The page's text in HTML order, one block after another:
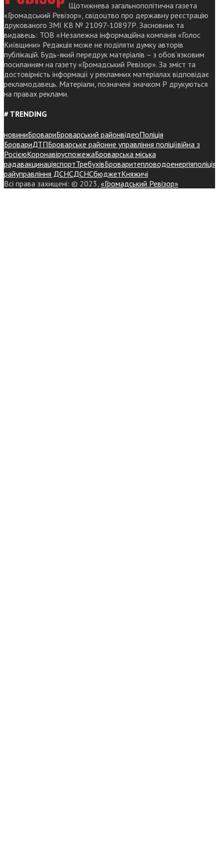
Щотижнева загальнополітична газета
«Громадський Ревізор», свідоцтво про державну реєстрацію
друкованого ЗМІ КВ № 21097-10897Р. Засновник та
видавець: ТОВ «Незалежна інформаційна компанія «Голос
Київщини» Редакція може не поділяти думку авторів
публікацій. Будь-який передрук матеріалів – з обов’язковим
посиланням на газету «Громадський Ревізор». За зміст та
достовірність інформації у рекламних матеріалах відповідає
рекламодавець. Матеріали, позначені значком Р друкуються
на правах реклами.
# TRENDING
новиниБровариБроварський районвідеоПоліція
БровариДТПБроварське районне управління поліціївійна з
РосієюКоронавіруспожежаБроварська міська
радавакцинаціяспортТребухівБроваритепловодоенергіяполіція
райуправління ДСНСДСНСбюджетКняжичі
Всі права захищені: © 2023, «Громадський Ревізор»